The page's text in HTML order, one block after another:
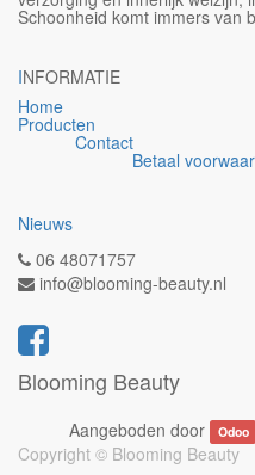
Schoonheid komt immers van
INFORMATIE
Home
Contact
Betaal
Nieuws
06 48071757
info@blooming-beauty.nl
Blooming Beauty
Aangeboden door Odoo
Copyright © Blooming Beauty